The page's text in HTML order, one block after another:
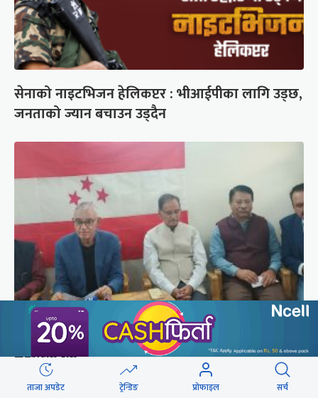
सेनाको नाइटभिजन हेलिकप्टर : भीआईपीका लागि उड्छ,
जनताको ज्यान बचाउन उड्दैन
कांग्रेस संस्थापन इतर समूहको राष्ट्रिय भेलालाई देउवाले
सम्बोधन गर्ने
ताजा अपडेट ट्रेन्डिङ प्रोफाइल सर्च